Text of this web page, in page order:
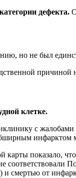
дефекта.
но не был
причиной
клетке.
с
инфарктом
карты показало,
соответствовали
смертью от